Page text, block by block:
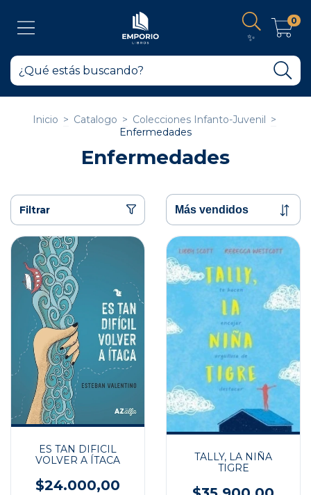
✨
0
Inicio > Catalogo > Colecciones Infanto-Juvenil >
Enfermedades
Enfermedades
Filtrar
ES TAN DIFICIL
VOLVER A ÍTACA
$24.000,00
TALLY, LA NIÑA
TIGRE